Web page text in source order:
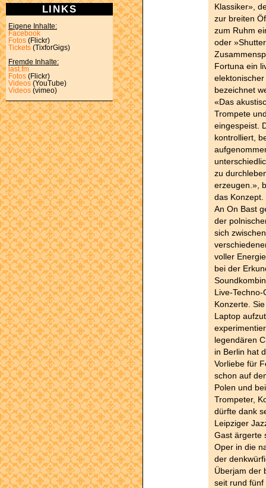
LINKS
Eigene Inhalte:
Facebook
Fotos (Flickr)
Tickets (TixforGigs)
Fremde Inhalte:
last.fm
Fotos (Flickr)
Videos (YouTube)
Videos (vimeo)
Klassiker»,
zur breiten
zum Ruhm
oder
Fortuna ein
elektonischer
bezeichnet
«Das
Trompete
eingespeist.
kontrolliert,
zu
erzeugen.»,
das Konzept.
An On Bast
der
sich
voller
bei der
Live-
Konzerte.
Laptop
legendären
in Berlin hat
Vorliebe für
schon auf
Polen und
Trompeter,
dürfte dank
Leipziger
Gast ärgerte
Oper in die
der
Überjam der
seit rund fünf